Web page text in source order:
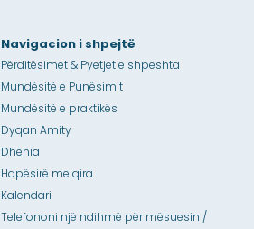
Navigacion i shpejtë
Përditësimet & Pyetjet e shpeshta
Mundësitë e Punësimit
Mundësitë e praktikës
Dyqan Amity
Dhënia
Hapësirë me qira
Kalendari
Telefononi një ndihmë për mësuesin /